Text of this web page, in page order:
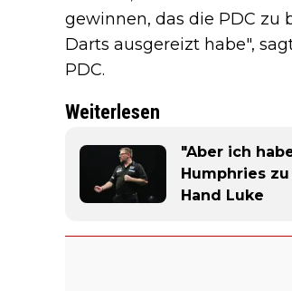
gewinnen, das die PDC zu
Darts ausgereizt habe",
PDC.
Weiterlesen
"Aber ich
Humphries
Hand Luke